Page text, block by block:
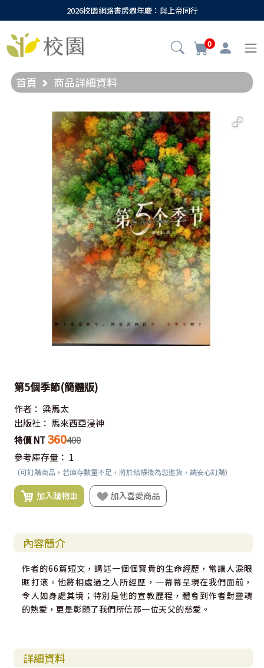
2026校園網路書房週年慶：與上帝同行
0
首頁 商品詳細資料
第5個季節(簡體版)
作者： 梁馬太
出版社： 馬來西亞浸神
特價 NT 360400
參考庫存量： 1
(可訂購商品，若庫存數量不足，將於結帳後為您進貨，請安心訂購)
加入購物車 加入喜愛商品
內容簡介
作者的66篇短文，講述一個個寶貴的生命經歷，常讓人淚眼
眶打滾。他將相處過之人所經歷，一幕幕呈現在我們面前，
令人如身處其境；特別是他的宣教歷程，體會到作者對靈魂
的熱愛，更是彰顥了我們所信那一位天父的慈愛。
詳細資料